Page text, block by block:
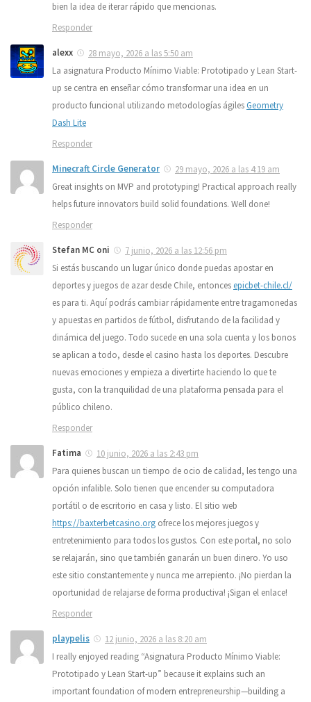
bien la idea de iterar rápido que mencionas.
Responder
alexx
28 mayo, 2026 a las 5:50 am
La asignatura Producto Mínimo Viable: Prototipado y Lean Start-
up se centra en enseñar cómo transformar una idea en un
producto funcional utilizando metodologías ágiles Geometry
Dash Lite
Responder
Minecraft Circle Generator
29 mayo, 2026 a las 4:19 am
Great insights on MVP and prototyping! Practical approach really
helps future innovators build solid foundations. Well done!
Responder
Stefan MC oni
7 junio, 2026 a las 12:56 pm
Si estás buscando un lugar único donde puedas apostar en
deportes y juegos de azar desde Chile, entonces epicbet-chile.cl/
es para ti. Aquí podrás cambiar rápidamente entre tragamonedas
y apuestas en partidos de fútbol, disfrutando de la facilidad y
dinámica del juego. Todo sucede en una sola cuenta y los bonos
se aplican a todo, desde el casino hasta los deportes. Descubre
nuevas emociones y empieza a divertirte haciendo lo que te
gusta, con la tranquilidad de una plataforma pensada para el
público chileno.
Responder
Fatima
10 junio, 2026 a las 2:43 pm
Para quienes buscan un tiempo de ocio de calidad, les tengo una
opción infalible. Solo tienen que encender su computadora
portátil o de escritorio en casa y listo. El sitio web
https://baxterbetcasino.org ofrece los mejores juegos y
entretenimiento para todos los gustos. Con este portal, no solo
se relajarán, sino que también ganarán un buen dinero. Yo uso
este sitio constantemente y nunca me arrepiento. ¡No pierdan la
oportunidad de relajarse de forma productiva! ¡Sigan el enlace!
Responder
playpelis
12 junio, 2026 a las 8:20 am
I really enjoyed reading “Asignatura Producto Mínimo Viable:
Prototipado y Lean Start-up” because it explains such an
important foundation of modern entrepreneurship—building a